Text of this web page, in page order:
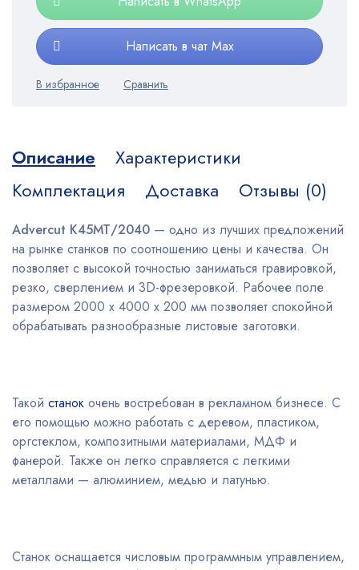
Написать в чат Max
Описание
Характеристики
Комплектация
Доставка Отзывы (0)
Advercut К45МТ/2040 — одно из лучших предложений
на рынке станков по соотношению цены и качества. Он
позволяет с высокой точностью заниматься гравировкой,
резко, сверлением и 3D-фрезеровкой. Рабочее поле
размером 2000 х 4000 х 200 мм позволяет спокойной
обрабатывать разнообразные листовые заготовки.
Такой станок очень востребован в рекламном бизнесе. С
его помощью можно работать с деревом, пластиком,
оргстеклом, композитными материалами, МДФ и
фанерой. Также он легко справляется с легкими
металлами — алюминием, медью и латунью.
Станок оснащается числовым программным управлением,